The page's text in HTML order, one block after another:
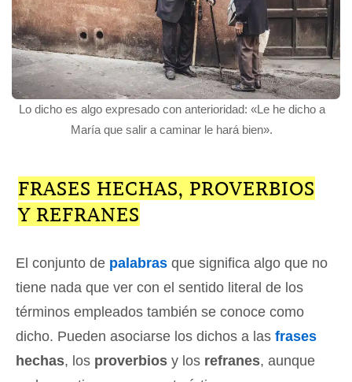
Lo dicho es algo expresado con anterioridad: «Le he dicho a
María que salir a caminar le hará bien».
FRASES HECHAS, PROVERBIOS
Y REFRANES
El conjunto de palabras que significa algo que no
tiene nada que ver con el sentido literal de los
términos empleados también se conoce como
dicho. Pueden asociarse los dichos a las frases
hechas, los proverbios y los refranes, aunque